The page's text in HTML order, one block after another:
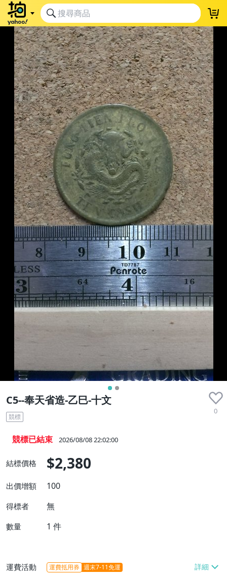
C5--奉天省造-乙巳-十文
0
競標
競標已結束 2026/08/08 22:02:00
結標價格 $2,380
出價增額 100
得標者 無
數量 1 件
運費活動 運費抵用券 週末7-11免運